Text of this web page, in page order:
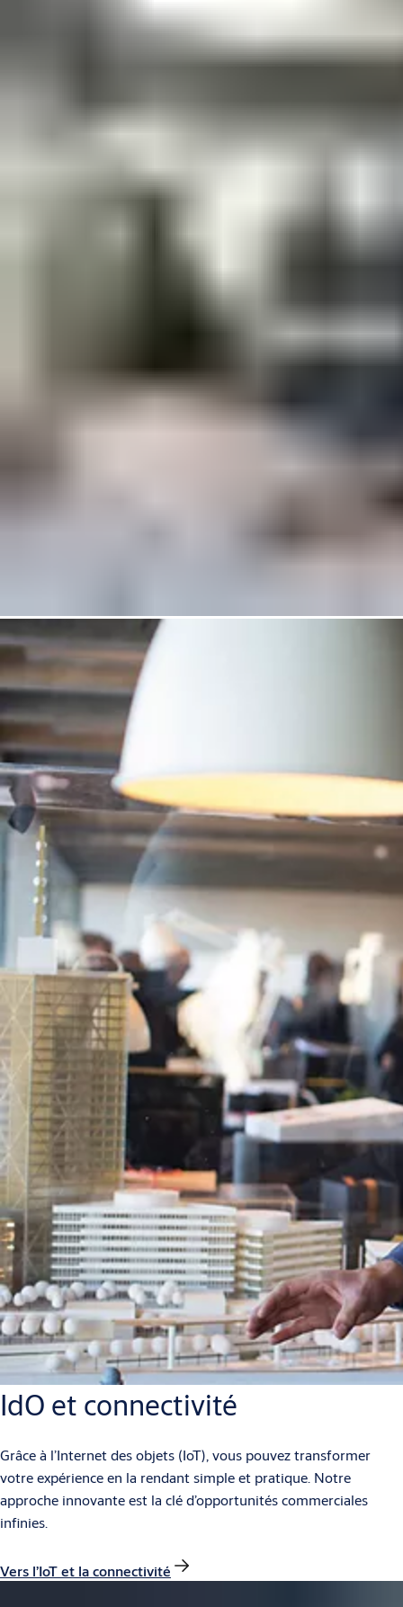
IdO et connectivité
Grâce à l’Internet des objets (IoT), vous pouvez transformer
votre expérience en la rendant simple et pratique. Notre
approche innovante est la clé d’opportunités commerciales
infinies.
Vers l’IoT et la connectivité